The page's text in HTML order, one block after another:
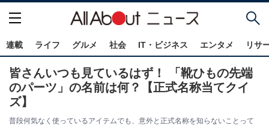
連載 ライフ グルメ 社会 IT・ビジネス エンタメ リサ
皆さんいつも見ているはず！ 「靴ひもの先端
のパーツ」の名前は何？【正式名称当てクイ
ズ】
普段何気なく使っているアイテムでも、意外と正式名称を知らないことって